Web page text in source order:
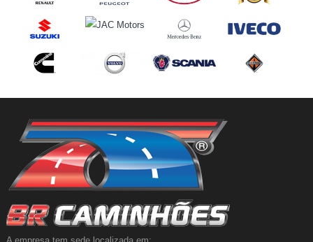
A empresa tem sede localizada em: